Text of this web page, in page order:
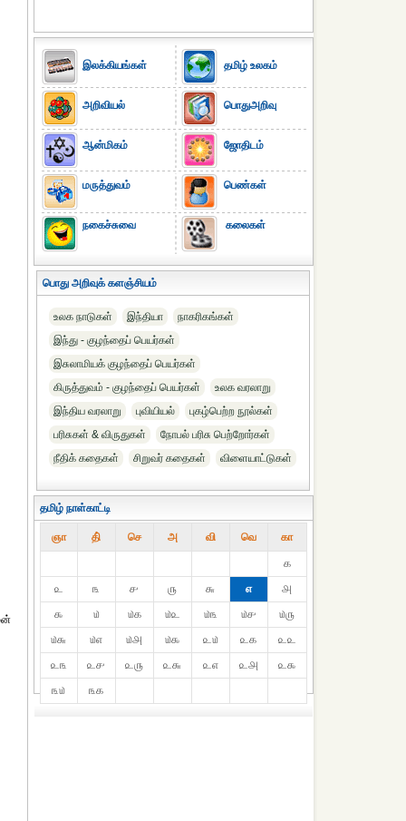
இலக்கியங்கள்
அறிவியல்
ஆன்மிகம்
மருத்துவம்
நகைச்சுவை
தமிழ் உலகம்
பொதுஅறிவு
ஜோதிடம்
பெண்கள்
கலைகள்
பொது அறிவுக் களஞ்சியம்
உலக நாடுகள் இந்தியா
நாகரிகங்கள்
இந்து - குழந்தைப் பெயர்கள்
இசுலாமியக் குழந்தைப் பெயர்கள்
கிருத்துவம் - குழந்தைப் பெயர்கள்
உலக வரலாறு
இந்திய வரலாறு
புவியியல்
புகழ்பெற்ற நூல்கள்
பரிசுகள் & விருதுகள்
நோபல் பரிசு‎ பெற்றோர்‎கள்
நீதிக் கதைகள்
சிறுவர் கதைகள் விளையாட்டுகள்
தமிழ் நாள்காட்டி
ஞா தி் செ அ வி வெ கா
௧
௨
௩ ௪ ௫ ௬ ௭
௮
௯
௰ ௰௧ ௰௨ ௰௩ ௰௪
௰௫
௰௬
௰௭ ௰௮ ௰௯ ௨௰ ௨௧
௨௨
௨௩
௨௪ ௨௫ ௨௬ ௨௭ ௨௮
௨௯
௩௰
௩௧